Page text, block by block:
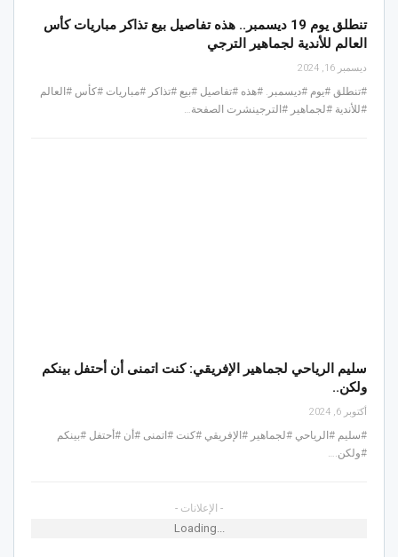
تنطلق يوم 19 ديسمبر.. هذه تفاصيل بيع تذاكر مباريات كأس
العالم للأندية لجماهير الترجي
ديسمبر 16, 2024
#تنطلق #يوم #ديسمبر. #هذه #تفاصيل #بيع #تذاكر #مباريات #كأس #العالم
#للأندية #لجماهير #الترجينشرت الصفحة…
سليم الرياحي لجماهير الإفريقي: كنت اتمنى أن أحتفل بينكم
ولكن..
أكتوبر 6, 2024
#سليم #الرياحي #لجماهير #الإفريقي #كنت #اتمنى #أن #أحتفل #بينكم
#ولكن.…
- الإعلانات -
Loading...